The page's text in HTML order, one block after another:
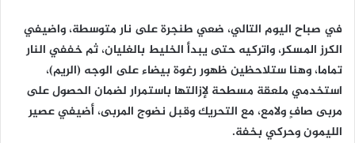
في صباح اليوم التالي، ضعي طنجرة على نار متوسطة، واضيفي
الكرز المسكر، واتركيه حتى يبدأ الخليط بالغليان، ثم خففي النار
تماما، وهنا ستلاحظين ظهور رغوة بيضاء على الوجه (الريم)،
استخدمي ملعقة مسطحة لإزالتها باستمرار لضمان الحصول على
مربى صافٍ ولامع، مع التحريك وقبل نضوج المربى، أضيفي عصير
الليمون وحركي بخفة.